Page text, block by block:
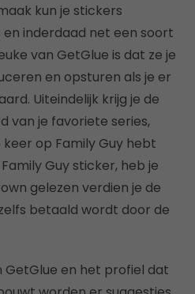
kun je stickers
en inderdaad net een soort
van GetGlue is dat ze je
en opsturen als je er
Uiteindelijk krijg je de
van je favoriete series,
op Family Guy hebt
Guy sticker, heb je
gelezen verdien je de
betaald wordt door de
en het profiel dat